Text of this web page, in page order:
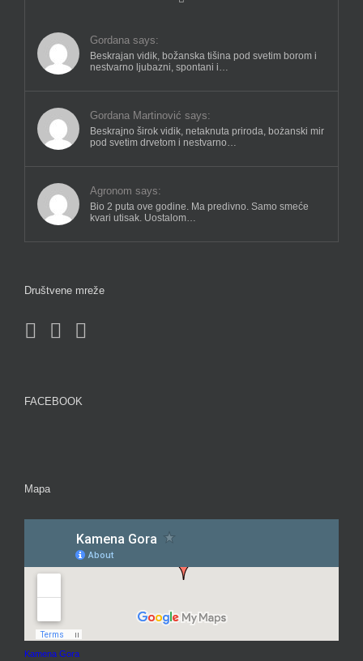
Gordana says:
Beskrajan vidik, božanska tišina pod svetim borom i
nestvarno ljubazni, spontani i…
Gordana Martinović says:
Beskrajno širok vidik, netaknuta priroda, bożanski mir
pod svetim drvetom i nestvarno…
Agronom says:
Bio 2 puta ove godine. Ma predivno. Samo smeće
kvari utisak. Uostalom…
Društvene mreže
FACEBOOK
Mapa
Kamena Gora